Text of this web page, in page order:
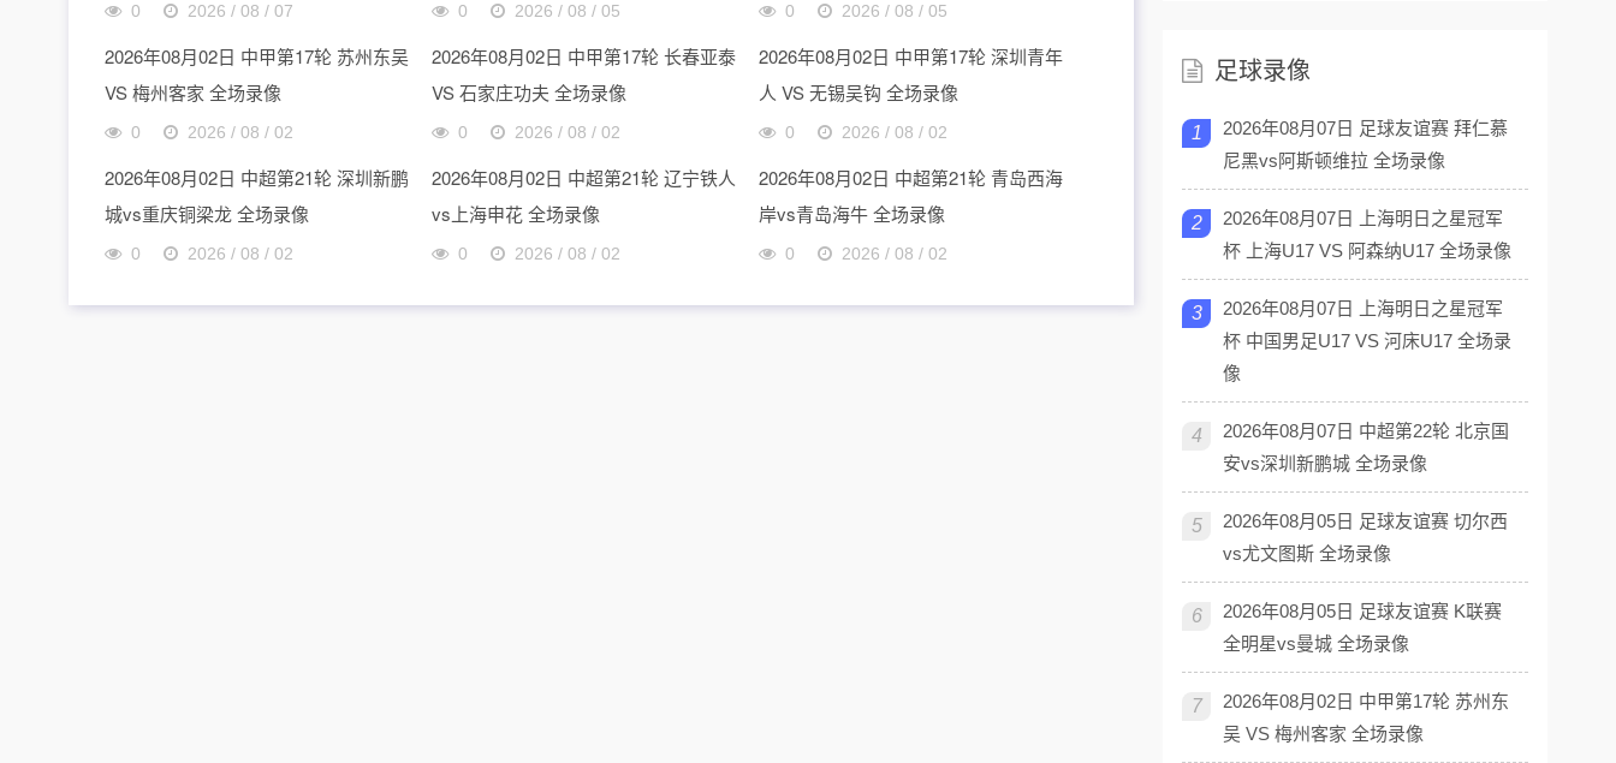
0 2026 / 08 / 07 0 2026 / 08 / 05 0 2026 / 08 / 05
2026年08月02日 中甲第17轮 苏州东吴
VS 梅州客家 全场录像
0 2026 / 08 / 02
2026年08月02日 中甲第17轮 长春亚泰
VS 石家庄功夫 全场录像
0 2026 / 08 / 02
2026年08月02日 中甲第17轮 深圳青年
人 VS 无锡吴钩 全场录像
0 2026 / 08 / 02
2026年08月02日 中超第21轮 深圳新鹏
城vs重庆铜梁龙 全场录像
0 2026 / 08 / 02
2026年08月02日 中超第21轮 辽宁铁人
vs上海申花 全场录像
0 2026 / 08 / 02
2026年08月02日 中超第21轮 青岛西海
岸vs青岛海牛 全场录像
0 2026 / 08 / 02
足球录像
1
2026年08月07日 足球友谊赛 拜仁慕
尼黑vs阿斯顿维拉 全场录像
2
2026年08月07日 上海明日之星冠军
杯 上海U17 VS 阿森纳U17 全场录像
3
2026年08月07日 上海明日之星冠军
杯 中国男足U17 VS 河床U17 全场录
像
4
2026年08月07日 中超第22轮 北京国
安vs深圳新鹏城 全场录像
5
2026年08月05日 足球友谊赛 切尔西
vs尤文图斯 全场录像
6
2026年08月05日 足球友谊赛 K联赛
全明星vs曼城 全场录像
7
2026年08月02日 中甲第17轮 苏州东
吴 VS 梅州客家 全场录像